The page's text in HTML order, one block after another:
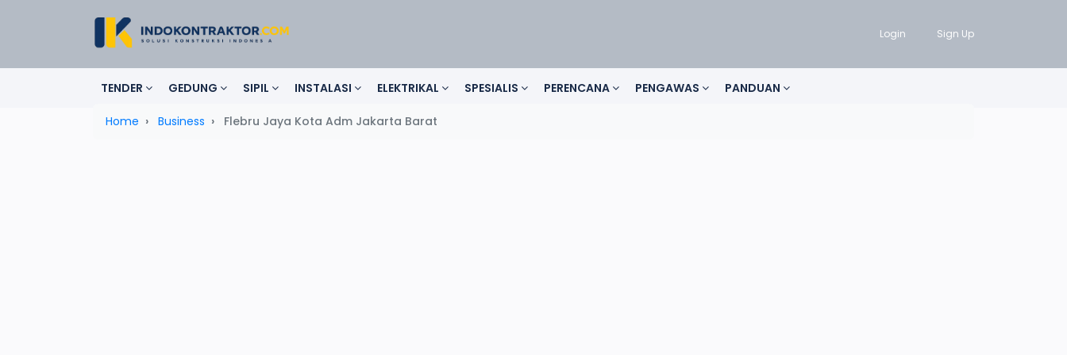
Login Sign Up
TENDER GEDUNG SIPIL INSTALASI ELEKTRIKAL SPESIALIS PERENCANA PENGAWAS PANDUAN
Home Business Flebru Jaya Kota Adm Jakarta Barat